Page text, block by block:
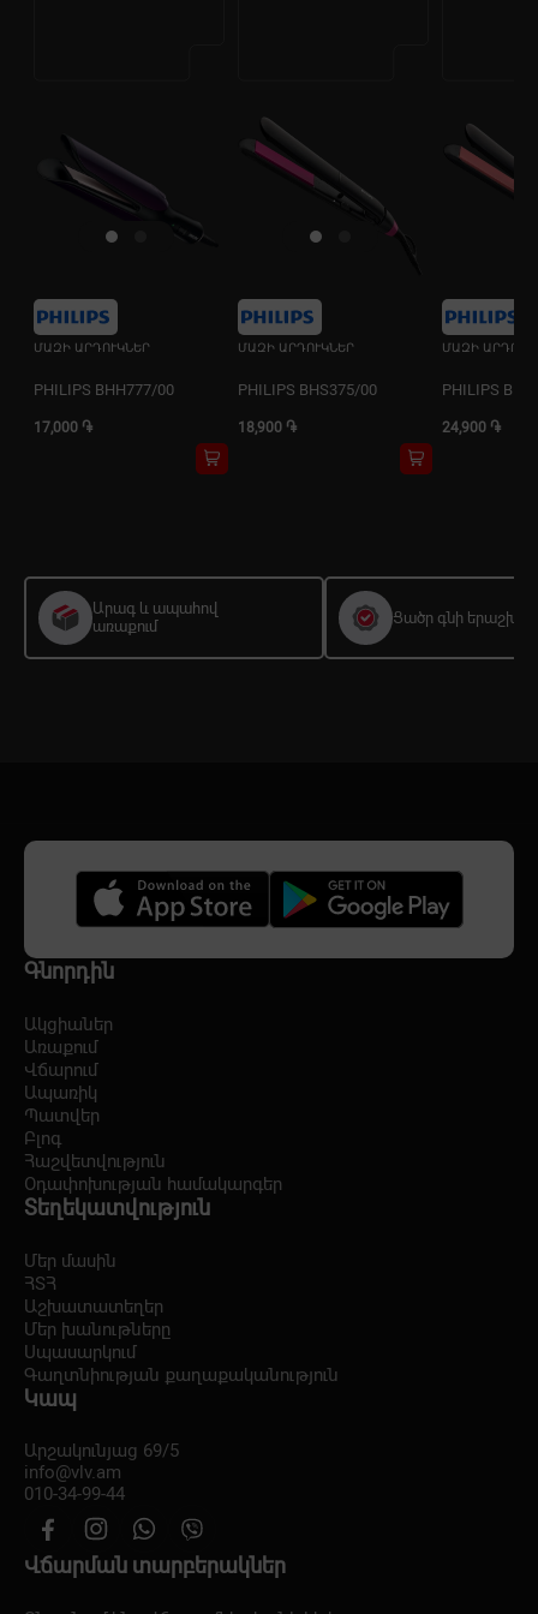
ՄԱԶԻ ԱՐԴՈՒԿՆԵՐ
PHILIPS BHH777/00
17,000 ֏
ՄԱԶԻ ԱՐԴՈՒԿՆԵՐ
PHILIPS BHS375/00
18,900 ֏
ՄԱԶԻ
PHILIPS
24,900 ֏
Արագ և ապահով
առաքում
Ցածր գնի երաշխիք
Գնորդին
Ակցիաներ
Առաքում
Վճարում
Ապառիկ
Պատվեր
Բլոգ
Հաշվետվություն
Օդափոխության համակարգեր
Տեղեկատվություն
Մեր մասին
ՀՏՀ
Աշխատատեղեր
Մեր խանութները
Սպասարկում
Գաղտնիության քաղաքականություն
Կապ
Արշակունյաց 69/5
info@vlv.am
010-34-99-44
Վճարման տարբերակներ